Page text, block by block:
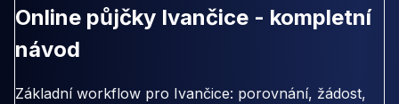
Online půjčky Ivančice - kompletní
návod
Základní workflow pro Ivančice: porovnání, žádost,